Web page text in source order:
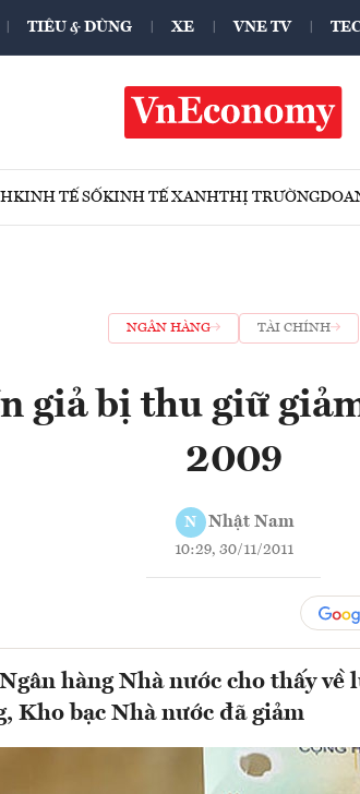
TIÊU & DÙNG XE VNE TV
KINH TẾ SỐKINH TẾ XANHTHỊ TRƯỜNG
NGÂN HÀNG TÀI CHÍNH
giả bị thu giữ
2009
N Nhật Nam
10:29, 30/11/2011
hàng Nhà nước cho thấy
Kho bạc Nhà nước đã giảm